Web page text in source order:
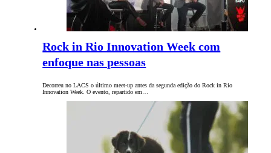
Rock in Rio Innovation Week com
enfoque nas pessoas
Decorreu no LACS o último meet-up antes da segunda edição do Rock in Rio
Innovation Week. O evento, repartido em…